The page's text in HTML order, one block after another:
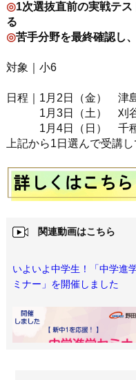
◎1次選抜直前の実戦テス
る
◎苦手分野を最終確認し
対象｜小6
日程｜1月2日（金） 津
1月3日（土） 刈
1月4日（日） 千種
上記から1日選んで受講
関連動画はこちら
いよいよ中学生！「中学進
ミナー」を開催しました